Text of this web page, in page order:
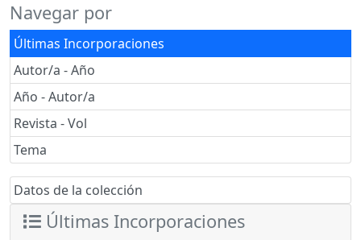
Navegar por
Últimas Incorporaciones
Autor/a - Año
Año - Autor/a
Revista - Vol
Tema
Datos de la colección
Últimas Incorporaciones